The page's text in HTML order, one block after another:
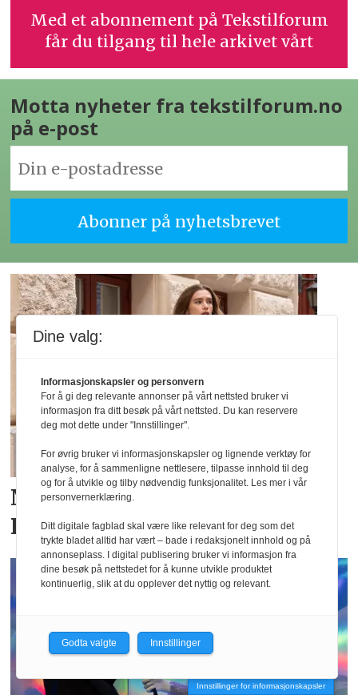
Med et abonnement på Tekstilforum
får du tilgang til hele arkivet vårt
Motta nyheter fra tekstilforum.no
på e-post
Nytt merke hos Moxtex:
Residus
Innstillinger for informasjonskapsler
Dine valg:
Informasjonskapsler og personvern
For å gi deg relevante annonser på vårt nettsted bruker vi
informasjon fra ditt besøk på vårt nettsted. Du kan reservere
deg mot dette under "Innstillinger".
For øvrig bruker vi informasjonskapsler og lignende verktøy for
analyse, for å sammenligne nettlesere, tilpasse innhold til deg
og for å utvikle og tilby nødvendig funksjonalitet. Les mer i vår
personvernerklæring.
Ditt digitale fagblad skal være like relevant for deg som det
trykte bladet alltid har vært – bade i redaksjonelt innhold og på
annonseplass. I digital publisering bruker vi informasjon fra
dine besøk på nettstedet for å kunne utvikle produktet
kontinuerlig, slik at du opplever det nyttig og relevant.
Godta valgte Innstillinger